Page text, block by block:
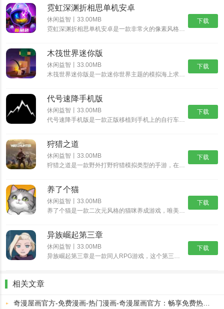
下载
霓虹深渊折相思单机安卓
休闲益智丨33.00MB
霓虹深渊折相思单机安卓是一款非常火的像素风格动作冒险游戏，经典的像素风格，制作精湛的游戏场景，搭配出色的游戏音乐，为玩家带来身临其境的动作冒险体验，丰富精彩的游戏剧情，多样化的挑战任务，沉浸式体验......
下载
木筏世界迷你版
休闲益智丨33.00MB
木筏世界迷你版是一款迷你世界主题的模拟海上求生游戏，在木筏世界迷你版中可以从一块小木筏开始，收集资源，探索岛屿，发现大陆，结识伙伴，开启更精彩的迷你冒险之旅。沉浸式的探索玩法，带给你新鲜互动乐趣。......
下载
代号速降手机版
休闲益智丨33.00MB
代号速降手机版是一款正版移植到手机上的自行车骑行速降游戏。在这个游戏中，你将扮演一名自行车手，驾驶着自行车在险峻的山路上飞驰，挑战速降极限。游戏采用逼真的3D画面和流畅的操作，让你体验真实的自行车......
下载
狩猎之道
休闲益智丨33.00MB
狩猎之道是一款野外打野狩猎模拟类型的手游，在狩猎之道中你将会进入到一片真实的树林野外开始属于你的狩猎之旅，游戏中有很多好玩的模式以及各种猛兽等你进行挑战。你需要根据不同猎物的习性来打造各种不同的陷......
下载
养了个猫
休闲益智丨33.00MB
养了个猫是一款二次元风格的猫咪养成游戏，唯美治愈系的二次元画风，搭配随性自由的萌宠养成玩法，与各种各样的可爱猫咪欢乐互动，解锁各种精彩的玩法内容，畅享舒爽无比的云养猫体验。养了个猫怎么买房子1、首......
下载
异族崛起第三章
休闲益智丨33.00MB
异族崛起第三章是一款同人RPG游戏，这个第三章新增更多忍术可以选择，我们可以看到角色也多了一些，异族崛起第三章可以在熟悉的地图自由的探索了，挑战副本获取奖励，后续的话还可以和NPC互动，所以异族崛......
相关文章